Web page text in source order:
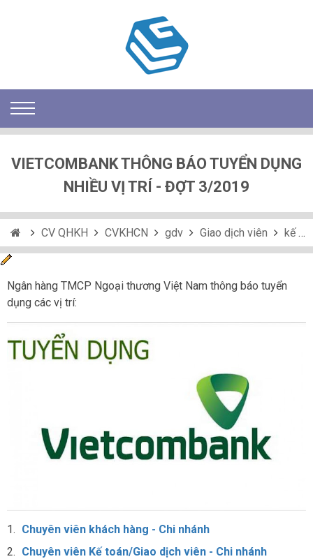
VIETCOMBANK THÔNG BÁO TUYỂN DỤNG
NHIỀU VỊ TRÍ - ĐỢT 3/2019
CV QHKH CVKHCN gdv Giao dịch viên kế toán
Ngân hàng TMCP Ngoại thương Việt Nam thông báo tuyển
dụng các vị trí:
1. Chuyên viên khách hàng - Chi nhánh
2. Chuyên viên Kế toán/Giao dịch viên - Chi nhánh